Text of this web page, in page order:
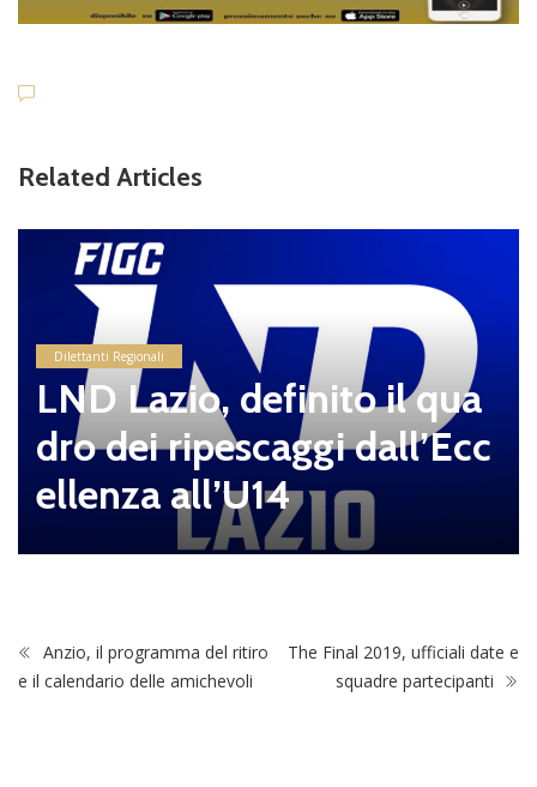
Related Articles
Dilettanti Regionali
LND Lazio, definito il qua
dro dei ripescaggi dall’Ecc
ellenza all’U14
Anzio, il programma del ritiro
e il calendario delle amichevoli
The Final 2019, ufficiali date e
squadre partecipanti